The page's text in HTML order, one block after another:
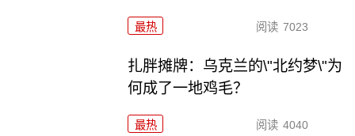
最热 阅读 7023
扎胖摊牌：乌克兰的\"北约梦\"为
何成了一地鸡毛？
最热 阅读 4040